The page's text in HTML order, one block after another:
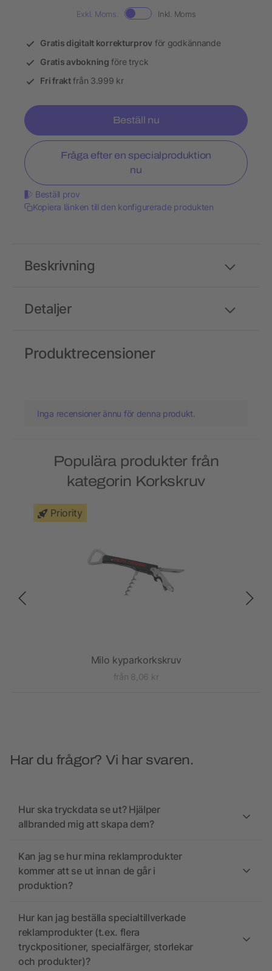
Exkl. Moms. Inkl. Moms
Gratis digitalt korrekturprov för godkännande
Gratis avbokning före tryck
Fri fraktfrån 3.999 kr
Beställ nu
Fråga efter en specialproduktion
nu
Beställ prov
Kopiera länken till den konfigurerade produkten
Detaljer
Beskrivning
Produktrecensioner
Inga recensioner ännu för denna produkt.
Populära produkter från
kategorin Korkskruv
Priority
Milo kyparkorkskruv
från 8,06 kr
Har du frågor? Vi har svaren.
Hur ska tryckdata se ut? Hjälper
allbranded mig att skapa dem?
Kan jag se hur mina reklamprodukter
kommer att se ut innan de går i
produktion?
Hur kan jag beställa specialtillverkade
reklamprodukter (t.ex. flera
tryckpositioner, specialfärger, storlekar
och produkter)?